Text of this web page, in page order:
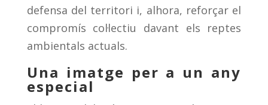
defensa del territori i, alhora, reforçar el
compromís col·lectiu davant els reptes
ambientals actuals.
Una imatge per a un any
especial